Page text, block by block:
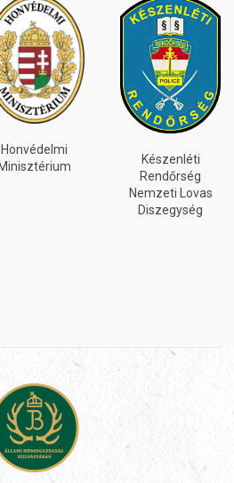
Honvédelmi
Minisztérium
Készenléti
Rendőrség
Nemzeti Lovas
Diszegység